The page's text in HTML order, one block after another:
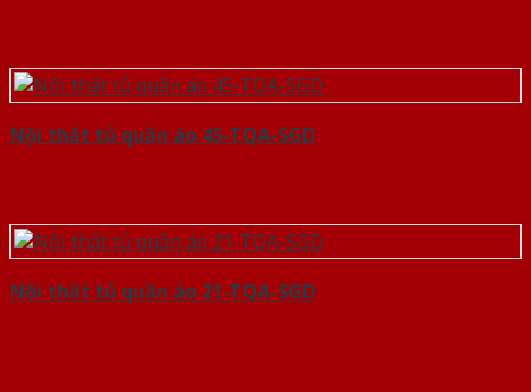
Nội thất tủ quần áo 45-TQA-SGD
Nội thất tủ quần áo 21-TQA-SGD